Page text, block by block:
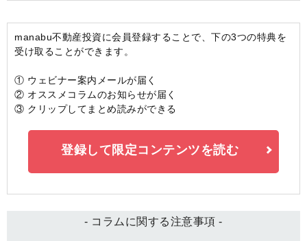
manabu不動産投資に会員登録することで、下の3つの特典を
受け取ることができます。
① ウェビナー案内メールが届く
② オススメコラムのお知らせが届く
③ クリップしてまとめ読みができる
登録して限定コンテンツを読む
- コラムに関する注意事項 -